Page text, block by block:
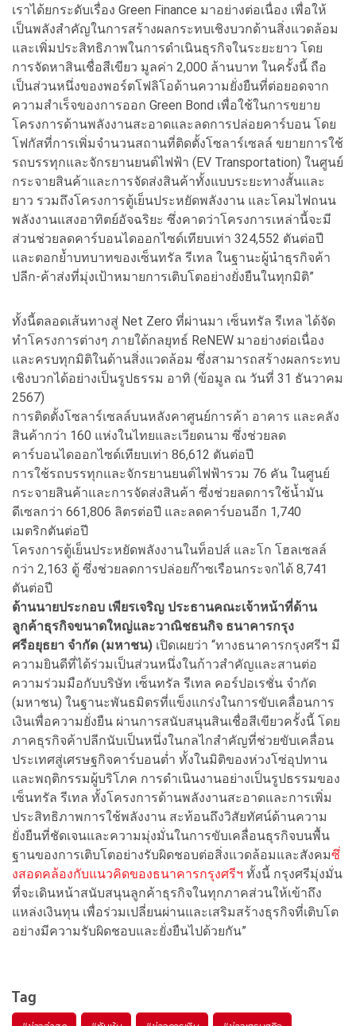
เราได้ยกระดับเรื่อง Green Finance มาอย่างต่อเนื่อง เพื่อให้
เป็นพลังสำคัญในการสร้างผลกระทบเชิงบวกด้านสิ่งแวดล้อม
และเพิ่มประสิทธิภาพในการดำเนินธุรกิจในระยะยาว โดย
การจัดหาสินเชื่อสีเขียว มูลค่า 2,000 ล้านบาท ในครั้งนี้ ถือ
เป็นส่วนหนึ่งของพอร์ตโฟลิโอด้านความยั่งยืนที่ต่อยอดจาก
ความสำเร็จของการออก Green Bond เพื่อใช้ในการขยาย
โครงการด้านพลังงานสะอาดและลดการปล่อยคาร์บอน โดย
โฟกัสที่การเพิ่มจำนวนสถานที่ติดตั้งโซลาร์เซลล์ ขยายการใช้
รถบรรทุกและจักรยานยนต์ไฟฟ้า (EV Transportation) ในศูนย์
กระจายสินค้าและการจัดส่งสินค้าทั้งแบบระยะทางสั้นและ
ยาว รวมถึงโครงการตู้เย็นประหยัดพลังงาน และโคมไฟถนน
พลังงานแสงอาทิตย์อัจฉริยะ ซึ่งคาดว่าโครงการเหล่านี้จะมี
ส่วนช่วยลดคาร์บอนไดออกไซด์เทียบเท่า 324,552 ตันต่อปี
และตอกย้ำบทบาทของเซ็นทรัล รีเทล ในฐานะผู้นำธุรกิจค้า
ปลีก-ค้าส่งที่มุ่งเป้าหมายการเติบโตอย่างยั่งยืนในทุกมิติ”
ทั้งนี้ตลอดเส้นทางสู่ Net Zero ที่ผ่านมา เซ็นทรัล รีเทล ได้จัด
ทำโครงการต่างๆ ภายใต้กลยุทธ์ ReNEW มาอย่างต่อเนื่อง
และครบทุกมิติในด้านสิ่งแวดล้อม ซึ่งสามารถสร้างผลกระทบ
เชิงบวกได้อย่างเป็นรูปธรรม อาทิ (ข้อมูล ณ วันที่ 31 ธันวาคม
2567)
การติดตั้งโซลาร์เซลล์บนหลังคาศูนย์การค้า อาคาร และคลัง
สินค้ากว่า 160 แห่งในไทยและเวียดนาม ซึ่งช่วยลด
คาร์บอนไดออกไซด์เทียบเท่า 86,612 ตันต่อปี
การใช้รถบรรทุกและจักรยานยนต์ไฟฟ้ารวม 76 คัน ในศูนย์
กระจายสินค้าและการจัดส่งสินค้า ซึ่งช่วยลดการใช้น้ำมัน
ดีเซลกว่า 661,806 ลิตรต่อปี และลดคาร์บอนอีก 1,740
เมตริกตันต่อปี
โครงการตู้เย็นประหยัดพลังงานในท็อปส์ และโก โฮลเซลล์
กว่า 2,163 ตู้ ซึ่งช่วยลดการปล่อยก๊าซเรือนกระจกได้ 8,741
ตันต่อปี
ด้านนายประกอบ เพียรเจริญ ประธานคณะเจ้าหน้าที่ด้าน
ลูกค้าธุรกิจขนาดใหญ่และวาณิชธนกิจ ธนาคารกรุง
ศรีอยุธยา จำกัด (มหาชน) เปิดเผยว่า “ทางธนาคารกรุงศรีฯ มี
ความยินดีที่ได้ร่วมเป็นส่วนหนึ่งในก้าวสำคัญและสานต่อ
ความร่วมมือกับบริษัท เซ็นทรัล รีเทล คอร์ปอเรชั่น จำกัด
(มหาชน) ในฐานะพันธมิตรที่แข็งแกร่งในการขับเคลื่อนการ
เงินเพื่อความยั่งยืน ผ่านการสนับสนุนสินเชื่อสีเขียวครั้งนี้ โดย
ภาคธุรกิจค้าปลีกนับเป็นหนึ่งในกลไกสำคัญที่ช่วยขับเคลื่อน
ประเทศสู่เศรษฐกิจคาร์บอนต่ำ ทั้งในมิติของห่วงโซ่อุปทาน
และพฤติกรรมผู้บริโภค การดำเนินงานอย่างเป็นรูปธรรมของ
เซ็นทรัล รีเทล ทั้งโครงการด้านพลังงานสะอาดและการเพิ่ม
ประสิทธิภาพการใช้พลังงาน สะท้อนถึงวิสัยทัศน์ด้านความ
ยั่งยืนที่ชัดเจนและความมุ่งมั่นในการขับเคลื่อนธุรกิจบนพื้น
ฐานของการเติบโตอย่างรับผิดชอบต่อสิ่งแวดล้อมและสังคมซึ่
งสอดคล้องกับแนวคิดของธนาคารกรุงศรีฯ ทั้งนี้ กรุงศรีมุ่งมั่น
ที่จะเดินหน้าสนับสนุนลูกค้าธุรกิจในทุกภาคส่วนให้เข้าถึง
แหล่งเงินทุน เพื่อร่วมเปลี่ยนผ่านและเสริมสร้างธุรกิจที่เติบโต
อย่างมีความรับผิดชอบและยั่งยืนไปด้วยกัน”
Tag